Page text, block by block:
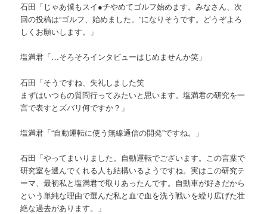
石田「じゃあ僕もスイ●チやめてゴルフ始めます。みなさん、次
回の投稿は“ゴルフ、始めました。”になりそうです。どうぞよろ
しくお願いします。」
塩満君「…そろそろインタビューはじめませんか笑」
石田「そうですね、失礼しました笑
まずはいつもの質問行ってみたいと思います。塩満君の研究を一
言で表すとズバリ何ですか？」
塩満君「“自動運転に使う無線通信の開発”ですね。」
石田「やってまいりました。自動運転でございます。この言葉で
研究室を選んでくれる人も結構いるようですね。実はこの研究テ
ーマ、最初私と塩満君で取りあったんです。自動車が好きだから
という単純な理由で選んだ私と血で血を洗う戦いを繰り広げた壮
絶な過去があります。」